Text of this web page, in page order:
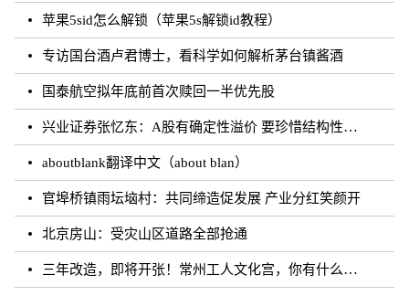
苹果5sid怎么解锁（苹果5s解锁id教程）
专访国台酒卢君博士，看科学如何解析茅台镇酱酒
国泰航空拟年底前首次赎回一半优先股
兴业证券张忆东：A股有确定性溢价 要珍惜结构性行情
aboutblank翻译中文（about blan）
官埠桥镇雨坛垴村：共同缔造促发展 产业分红笑颜开
北京房山：受灾山区道路全部抢通
三年改造，即将开张！常州工人文化宫，你有什么话说？